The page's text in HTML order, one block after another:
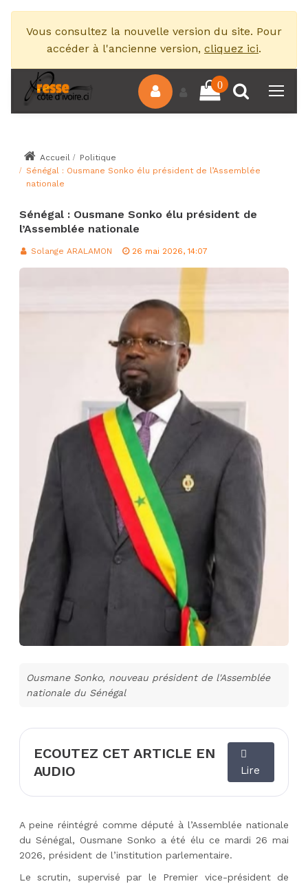
Vous consultez la nouvelle version du site. Pour
accéder à l'ancienne version, cliquez ici.
0
Accueil
Politique
Sénégal : Ousmane Sonko élu président de l’Assemblée
nationale
Sénégal : Ousmane Sonko élu président de
l’Assemblée nationale
Solange ARALAMON 26 mai 2026, 14:07
Ousmane Sonko, nouveau président de l'Assemblée
nationale du Sénégal
ECOUTEZ CET ARTICLE EN
AUDIO
Lire
A peine réintégré comme député à l’Assemblée nationale
du Sénégal, Ousmane Sonko a été élu ce mardi 26 mai
2026, président de l’institution parlementaire.
Le scrutin, supervisé par le Premier vice-président de